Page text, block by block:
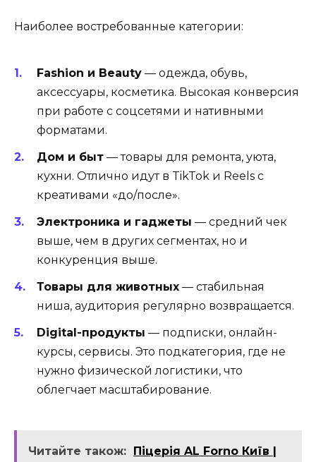
Наиболее востребованные категории:
Fashion и Beauty — одежда, обувь,
аксессуары, косметика. Высокая конверсия
при работе с соцсетями и нативными
форматами.
Дом и быт — товары для ремонта, уюта,
кухни. Отлично идут в TikTok и Reels с
креативами «до/после».
Электроника и гаджеты — средний чек
выше, чем в других сегментах, но и
конкуренция выше.
Товары для животных — стабильная
ниша, аудитория регулярно возвращается.
Digital-продукты — подписки, онлайн-
курсы, сервисы. Это подкатегория, где не
нужно физической логистики, что
облегчает масштабирование.
Читайте також: Піцерія AL Forno Київ |